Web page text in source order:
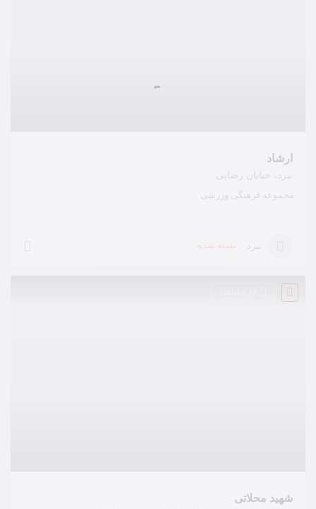
ارشاد
نبرد، خیابان رضایی
مجموعه فرهنگی ورزشی
نبرد بسته شده
شهید محلاتی